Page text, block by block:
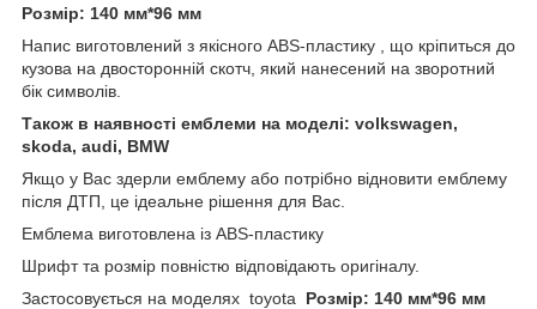
Розмір: 140 мм*96 мм
Напис виготовлений з якісного ABS-пластику , що кріпиться до
кузова на двосторонній скотч, який нанесений на зворотний
бік символів.
Також в наявності емблеми на моделі: volkswagen,
skoda, audi, BMW
Якщо у Вас здерли емблему або потрібно відновити емблему
після ДТП, це ідеальне рішення для Вас.
Емблема виготовлена із ABS-пластику
Шрифт та розмір повністю відповідають оригіналу.
Застосовується на моделях toyota Розмір: 140 мм*96 мм